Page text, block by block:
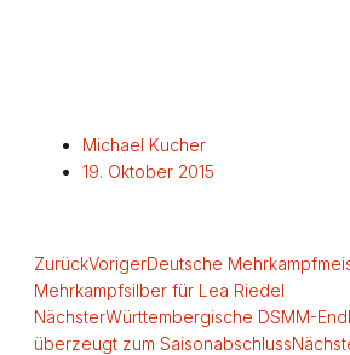
Michael Kucher
19. Oktober 2015
ZurückVorigerDeutsche
Mehrkampfsilber für Lea Riedel
NächsterWürttembergische DSMM-
überzeugt zum Saisonabschluss